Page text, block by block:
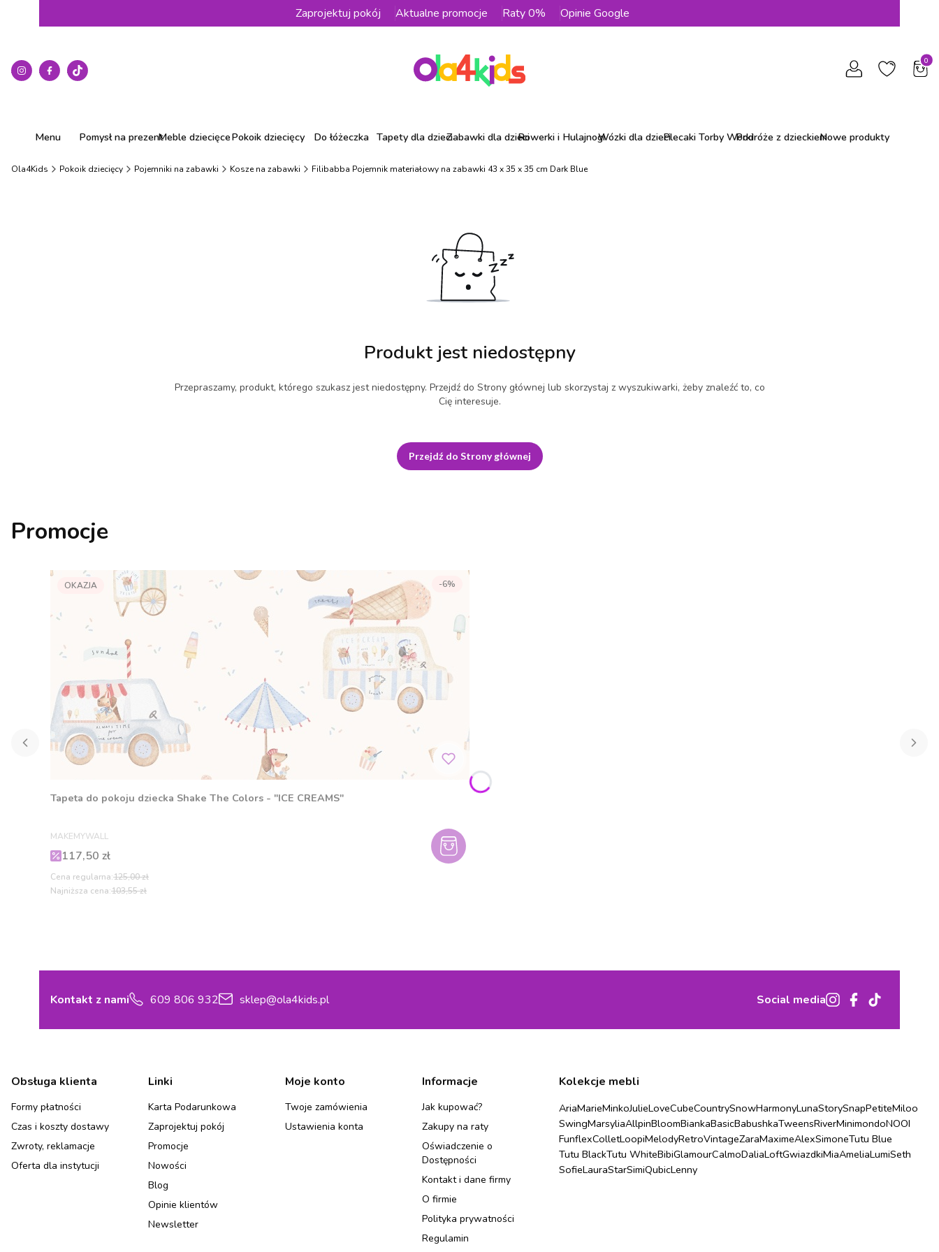
Zaprojektuj pokój Aktualne promocje Raty 0% Opinie Google
Menu Pomysł na prezentMeble dziecięcePokoik dziecięcy Do łóżeczka Tapety dla dzieciZabawki dla dzieciRowerki i HulajnogiWózki dla dzieciPlecaki Torby WorkiPodróże z dzieckiemNowe produkty
Ola4Kids Pokoik dziecięcy Pojemniki na zabawki Kosze na zabawki Filibabba Pojemnik materiałowy na zabawki 43 x 35 x 35 cm Dark Blue
Produkt jest niedostępny
Przepraszamy, produkt, którego szukasz jest niedostępny. Przejdź do Strony głównej lub skorzystaj z wyszukiwarki, żeby znaleźć to, co
Cię interesuje.
Przejdź do Strony głównej
Promocje
OKAZJA
Tapeta do pokoju dziecka Shake The Colors - "ICE CREAMS"
PRODUCENT
MAKEMYWALL
Cena promocyjna
117,50 zł
Cena regularna:125,00 zł
-6%
Najniższa cena:103,55 zł
Kontakt z nami 609 806 932 sklep@ola4kids.pl Social media
Linki w stopce
Obsługa klienta
Formy płatności
Czas i koszty dostawy
Zwroty, reklamacje
Oferta dla instytucji
Linki
Karta Podarunkowa
Zaprojektuj pokój
Promocje
Nowości
Blog
Opinie klientów
Newsletter
Moje konto
Twoje zamówienia
Ustawienia konta
Informacje
Jak kupować?
Zakupy na raty
Oświadczenie o
Dostępności
Kontakt i dane firmy
O firmie
Polityka prywatności
Regulamin
Kolekcje mebli
AriaMarieMinkoJulieLoveCubeCountrySnowHarmonyLunaStorySnapPetiteMiloo
SwingMarsyliaAllpinBloomBiankaBasicBabushkaTweensRiverMinimondoNOOI
FunflexColletLoopiMelodyRetroVintageZaraMaximeAlexSimoneTutu Blue
Tutu BlackTutu WhiteBibiGlamourCalmoDaliaLoftGwiazdkiMiaAmeliaLumiSeth
SofieLauraStarSimiQubicLenny